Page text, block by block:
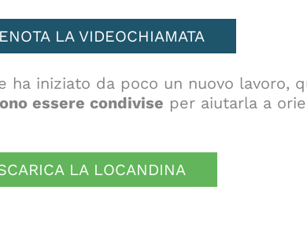
LA VIDEOCHIAMATA
ha iniziato da poco un nuovo lavoro,
essere condivise per aiutarla a
LA LOCANDINA